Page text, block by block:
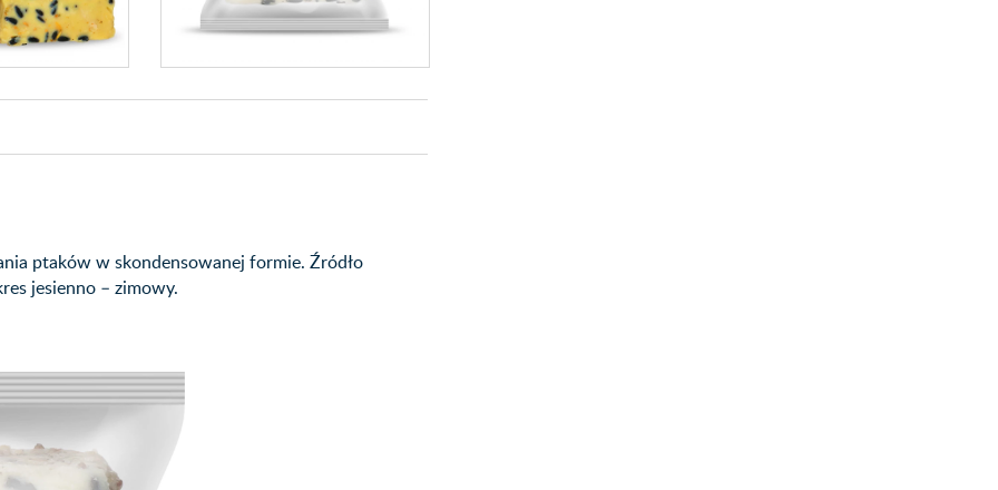
ptaków w skondensowanej formie. Źródło
jesienno – zimowy.